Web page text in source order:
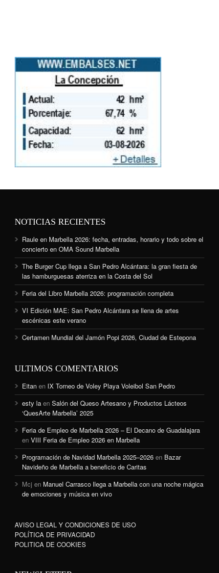
NOTICIAS RECIENTES
Raule en Marbella 2026: fecha, entradas, horario y todo sobre el
concierto en OMA Sound Marbella
The Burger Cup llega a San Pedro Alcántara: la gran fiesta de
las hamburguesas aterriza en la Costa del Sol
Feria del Libro Marbella 2026: programación completa
VI Edición MAE: San Pedro Alcántara se llena de artes
escénicas este verano
Certamen Mundial del Jamón Popi 2026, Ciudad de Estepona
ULTIMOS COMENTARIOS
Eitan en IX Torneo de Voley Playa Voleibol San Pedro
esty la en Salón del Queso Artesano y Productos Lácteos
‘QuesArte Marbella’ 2025
Feria de Empleo de Marbella 2026 – El Decano de Guadalajara
en VIII Feria de Empleo 2026 en Marbella
Programación de Navidad Marbella 2025–2026 en Bazar
Navideño de Marbella a beneficio de Caritas
Mcj en Manuel Carrasco llega a Marbella con una noche mágica
de emociones y música en vivo
AVISO LEGAL Y CONDICIONES DE USO
POLÍTICA DE PRIVACIDAD
POLITICA DE COOKIES